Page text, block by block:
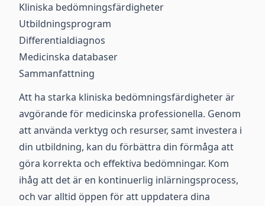
Kliniska bedömningsfärdigheter
Utbildningsprogram
Differentialdiagnos
Medicinska databaser
Sammanfattning
Att ha starka kliniska bedömningsfärdigheter är
avgörande för medicinska professionella. Genom
att använda verktyg och resurser, samt investera i
din utbildning, kan du förbättra din förmåga att
göra korrekta och effektiva bedömningar. Kom
ihåg att det är en kontinuerlig inlärningsprocess,
och var alltid öppen för att uppdatera dina